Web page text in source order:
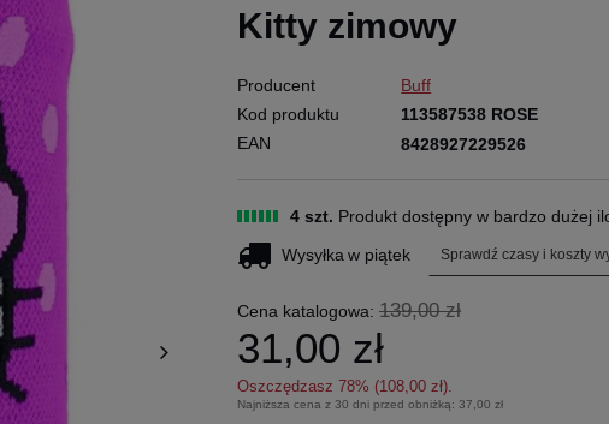
Kitty zimowy
Producent
Buff
Kod produktu
113587538 ROSE
EAN
8428927229526
4 szt. Produkt dostępny w bardzo dużej
Wysyłka w piątek Sprawdź czasy i koszty
Cena katalogowa: 139,00 zł
31,00 zł
Oszczędzasz 78% (108,00 zł).
Najniższa cena z 30 dni przed obniżką: 37,00 zł